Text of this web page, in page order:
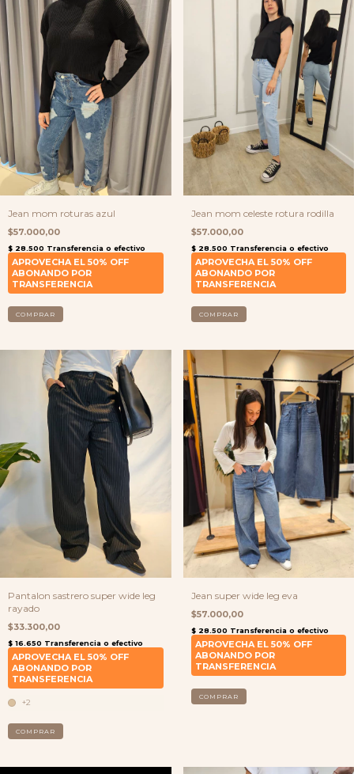
Jean mom roturas azul
$57.000,00
COMPRAR
Jean mom celeste rotura rodilla
$57.000,00
COMPRAR
Pantalon sastrero super wide leg
rayado
$33.300,00
+2
COMPRAR
Jean super wide leg eva
$57.000,00
COMPRAR